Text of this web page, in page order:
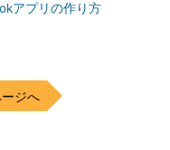
アプリの作り方
ジへ